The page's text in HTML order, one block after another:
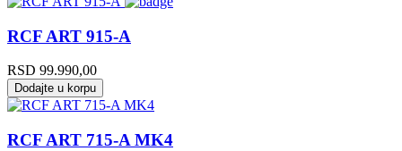
RCF ART 915-A
RSD 99.990,00
Dodajte u korpu
RCF ART 715-A MK4